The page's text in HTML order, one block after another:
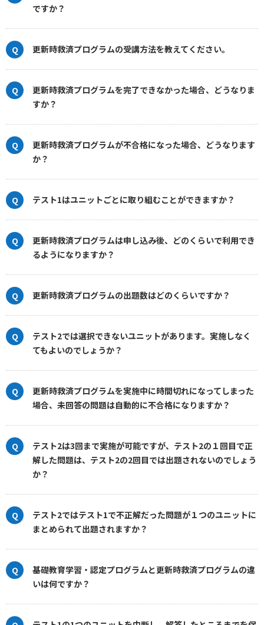
ですか？
更新時救済プログラムの受講方法を教えてください。
更新時救済プログラムを完了できなかった場合、どうなりま
すか？
更新時救済プログラムが不合格になった場合、どうなります
か？
テスト1はユニットごとに取り組むことができますか？
更新時救済プログラムは申し込み後、どのくらいで利用でき
るようになりますか？
更新時救済プログラムの出題数はどのくらいですか？
テスト2では選択できないユニットがあります。実施しなく
てもよいのでしょうか？
更新時救済プログラムを実施中に時間切れになってしまった
場合、未回答の問題は自動的に不合格になりますか？
テスト2は3回まで実施が可能ですが、テスト2の１回目で正
解した問題は、テスト2の2回目では出題されないのでしょう
か？
テスト2ではテスト1で不正解だった問題が１つのユニットに
まとめられて出題されますか？
基礎教育学習・認定プログラムと更新時救済プログラムの違
いは何ですか？